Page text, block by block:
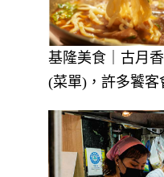
基隆美食｜古月
(菜單)，許多饕客